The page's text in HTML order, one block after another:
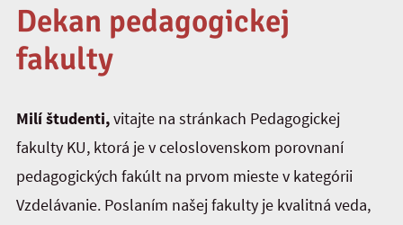
Dekan pedagogickej
fakulty
Milí študenti,vitajte na stránkach Pedagogickej
fakulty KU, ktorá je v celoslovenskom porovnaní
pedagogických fakúlt na prvom mieste v kategórii
Vzdelávanie. Poslaním našej fakulty je kvalitná veda,